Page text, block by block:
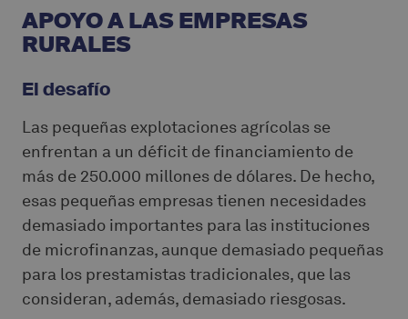
APOYO A LAS EMPRESAS
RURALES
El desafío
Las pequeñas explotaciones agrícolas se
enfrentan a un déficit de financiamiento de
más de 250.000 millones de dólares. De hecho,
esas pequeñas empresas tienen necesidades
demasiado importantes para las instituciones
de microfinanzas, aunque demasiado pequeñas
para los prestamistas tradicionales, que las
consideran, además, demasiado riesgosas.